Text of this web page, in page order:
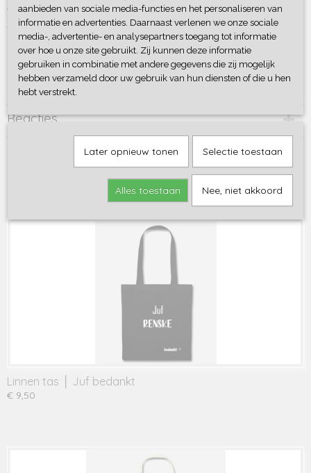
ecru.
Tas is van 100% katoen
Er zijn nog tal van andere voorbeeldtassen waaruit je kan kiezen,
ook is er de mogelijkheid om zelf een bedrukking te ontwerpen!
Reacties
Save
Linnen tas │ Juf bedankt
€ 9,50
aanbieden van sociale media-functies en het personaliseren van
informatie en advertenties. Daarnaast verlenen we onze sociale
media-, advertentie- en analysepartners toegang tot informatie
over hoe u onze site gebruikt. Zij kunnen deze informatie
gebruiken in combinatie met andere gegevens die zij mogelijk
hebben verzameld door uw gebruik van hun diensten of die u hen
hebt verstrekt.
Later opnieuw tonen Selectie toestaan
Alles toestaan Nee, niet akkoord